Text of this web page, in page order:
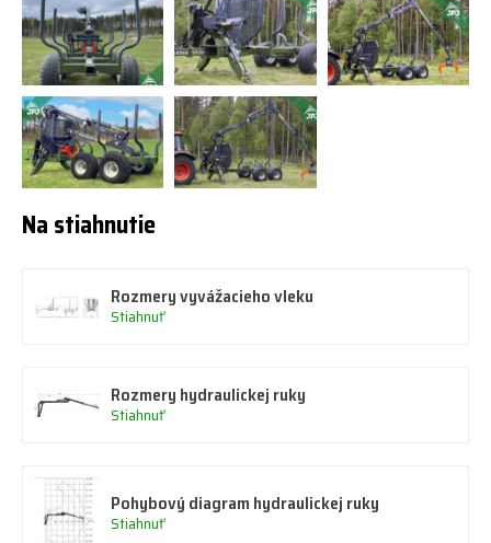
Na stiahnutie
Rozmery vyvážacieho vleku
Stiahnuť
Rozmery hydraulickej ruky
Stiahnuť
Pohybový diagram hydraulickej ruky
Stiahnuť